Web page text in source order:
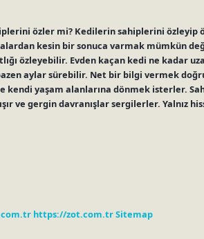
özler mi? Kedilerin sahiplerini özleyip
kesin bir sonuca varmak mümkün
özleyebilir. Evden kaçan kedi ne kadar
aylar sürebilir. Net bir bilgi vermek doğru
kendi yaşam alanlarına dönmek isterler.
ve gergin davranışlar sergilerler. Yalnız
https://zot.com.trSitemap